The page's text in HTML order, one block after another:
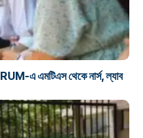
এ এমটিএস থেকে নার্স, ল্যাব